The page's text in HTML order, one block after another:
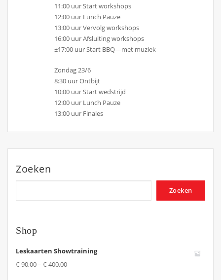
11:00 uur Start workshops
12:00 uur Lunch Pauze
13:00 uur Vervolg workshops
16:00 uur Afsluiting workshops
±17:00 uur Start BBQ—met muziek
Zondag 23/6
8:30 uur Ontbijt
10:00 uur Start wedstrijd
12:00 uur Lunch Pauze
13:00 uur Finales
Zoeken
Zoeken
Shop
Leskaarten Showtraining
€ 90,00–€ 400,00